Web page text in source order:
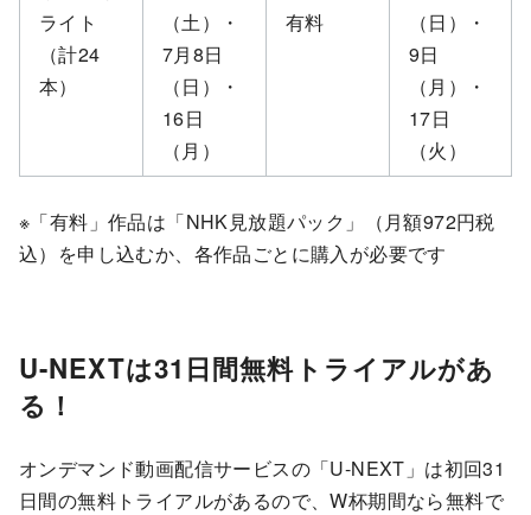
ライト
（計24
本）
（土）・
7月8日
（日）・
16日
（月）
有料
（日）・
9日
（月）・
17日
（火）
※「有料」作品は「NHK見放題パック」（月額972円税
込）を申し込むか、各作品ごとに購入が必要です
U-NEXTは31日間無料トライアルがあ
る！
オンデマンド動画配信サービスの「U-NEXT」は初回31
日間の無料トライアルがあるので、W杯期間なら無料で